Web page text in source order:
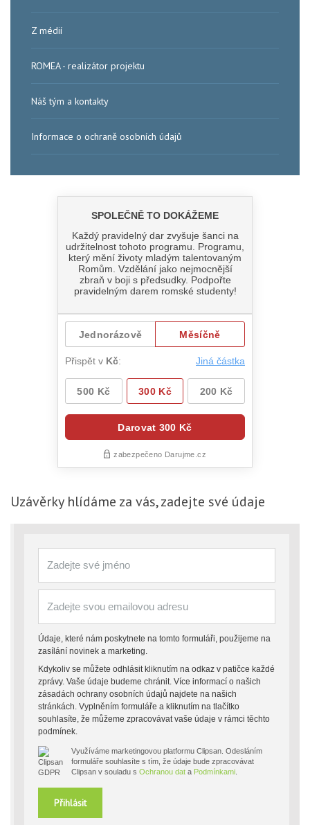
Z médií
ROMEA - realizátor projektu
Náš tým a kontakty
Informace o ochraně osobních údajů
Uzávěrkyhlídáme za vás, zadejte své údaje
Údaje, které nám poskytnete na tomto formuláři, použijeme na
zasílání novinek a marketing.
Kdykoliv se můžete odhlásit kliknutím na odkaz v patičce každé
zprávy. Vaše údaje budeme chránit. Více informací o našich
zásadách ochrany osobních údajů najdete na našich
stránkách. Vyplněním formuláře a kliknutím na tlačítko
souhlasíte, že můžeme zpracovávat vaše údaje v rámci těchto
podmínek.
Využíváme marketingovou platformu Clipsan. Odesláním
formuláře souhlasíte s tím, že údaje bude zpracovávat
Clipsan v souladu s Ochranou dat a Podmínkami
Přihlásit